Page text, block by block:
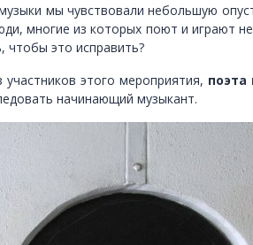
мы чувствовали небольшую
многие из которых поют и играют
чтобы это исправить?
этого мероприятия,
начинающий музыкант.